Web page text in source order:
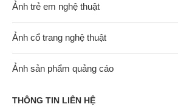
Ảnh trẻ em nghệ thuật
Ảnh cổ trang nghệ thuật
Ảnh sản phẩm quảng cáo
THÔNG TIN LIÊN HỆ